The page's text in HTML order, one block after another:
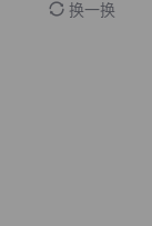
换一换